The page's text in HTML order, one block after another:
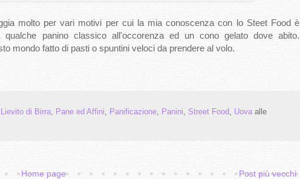
molto per vari motivi per cui la mia conoscenza con lo Steet Food è
panino classico all'occorenza ed un cono gelato dove abito.
mondo fatto di pasti o spuntini veloci da prendere al volo.
Lievito di Birra Pane ed Affini Panificazione Panini Street Food Uova alle
Post più vecchi
Home page